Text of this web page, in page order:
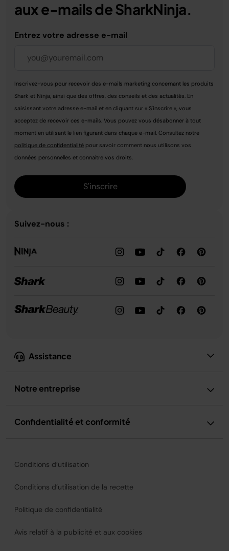
Assistance
Notre entreprise
Confidentialité et conformité
aux e-mails de SharkNinja.
Entrez votre adresse e-mail
Inscrivez-vous pour recevoir des e-mails marketing concernant les produits
Shark et Ninja, ainsi que des offres, des conseils et des actualités. En
saisissant votre adresse e-mail et en cliquant sur « S'inscrire », vous
acceptez de recevoir ces e-mails. Vous pouvez vous désabonner à tout
moment en utilisant le lien figurant dans chaque e-mail. Consultez notre
politique de confidentialité pour savoir comment nous utilisons vos
données personnelles et connaître vos droits.
S'inscrire
Suivez-nous :
Conditions d’utilisation
Conditions d’utilisation de la recette
Politique de confidentialité
Avis relatif à la publicité et aux cookies